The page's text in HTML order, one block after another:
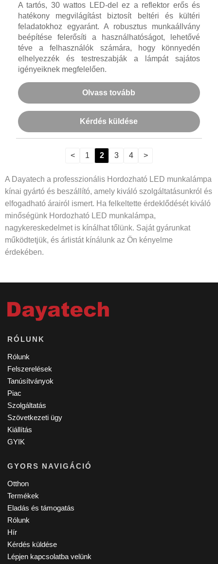
A tartós, 30 wattos LED-del ez a reflektor erős és
hatékony megvilágítást biztosít beltéri és kültéri
feladatokhoz egyaránt. A robusztus munkaállvány
beépítése felerősíti a használhatóságot, lehetővé
téve a felhasználók számára, hogy könnyedén
elhelyezzék és testreszabják a lámpát sajátos
igényeiknek megfelelően.
Olvass tovább
Kérdés küldése
< 1 2 3 4 >
A Dayatech a professzionális Hordozható LED munkalámpa
kínai gyártó és beszállító, amely kiváló szolgáltatásunkról és
elfogadható árairól ismert. Ha felkeltette érdeklődését kiváló
minőségünk Hordozható LED munkalámpa,
nagykereskedelmet is kínálhat tőlünk. Saját gyárunkat
működtetjük, és árlistát kínálunk az Ön kényelme
érdekében.
RÓLUNK
Rólunk
Felszerelések
Tanúsítványok
Piac
Szolgáltatás
Szövetkezeti ügy
Kiállítás
GYIK
GYORS NAVIGÁCIÓ
Otthon
Termékek
Eladás és támogatás
Rólunk
Hír
Kérdés küldése
Lépjen kapcsolatba velünk